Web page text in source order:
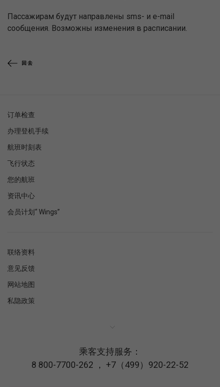
Пассажирам будут направлены sms- и e-mail
сообщения. Возможны изменения в расписании.
回去
订单检查
办理登机手续
航班时刻表
飞行状态
您的航班
资讯中心
会员计划“ Wings”
联络资料
意见反馈
网站地图
私隐政策
乘客支持服务：
8 800-7700-262 ， +7（499）920-22-52